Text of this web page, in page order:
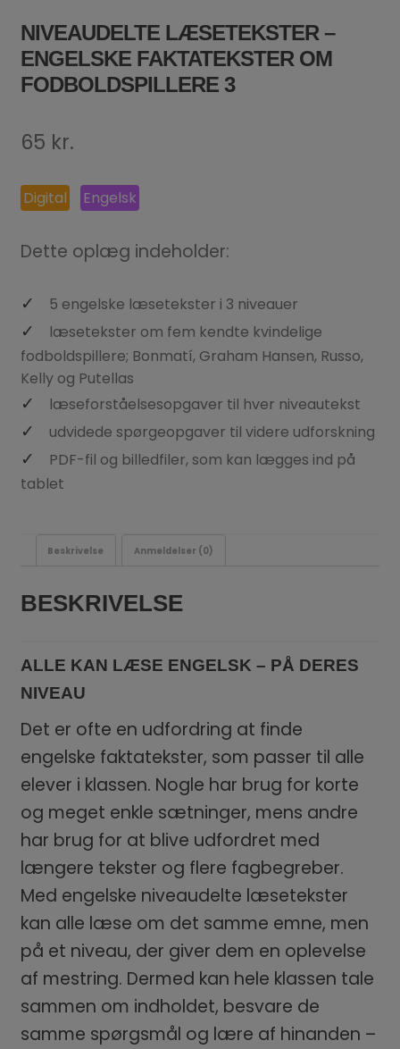
NIVEAUDELTE LÆSETEKSTER –
ENGELSKE FAKTATEKSTER OM
FODBOLDSPILLERE 3
65 kr.
Digital Engelsk
Dette oplæg indeholder:
5 engelske læsetekster i 3 niveauer
læsetekster om fem kendte kvindelige
fodboldspillere; Bonmatí, Graham Hansen, Russo,
Kelly og Putellas
læseforståelsesopgaver til hver niveautekst
udvidede spørgeopgaver til videre udforskning
PDF-fil og billedfiler, som kan lægges ind på
tablet
Beskrivelse Anmeldelser (0)
BESKRIVELSE
ALLE KAN LÆSE ENGELSK – PÅ DERES
NIVEAU
Det er ofte en udfordring at finde
engelske faktatekster, som passer til alle
elever i klassen. Nogle har brug for korte
og meget enkle sætninger, mens andre
har brug for at blive udfordret med
længere tekster og flere fagbegreber.
Med engelske niveaudelte læsetekster
kan alle læse om det samme emne, men
på et niveau, der giver dem en oplevelse
af mestring. Dermed kan hele klassen tale
sammen om indholdet, besvare de
samme spørgsmål og lære af hinanden –